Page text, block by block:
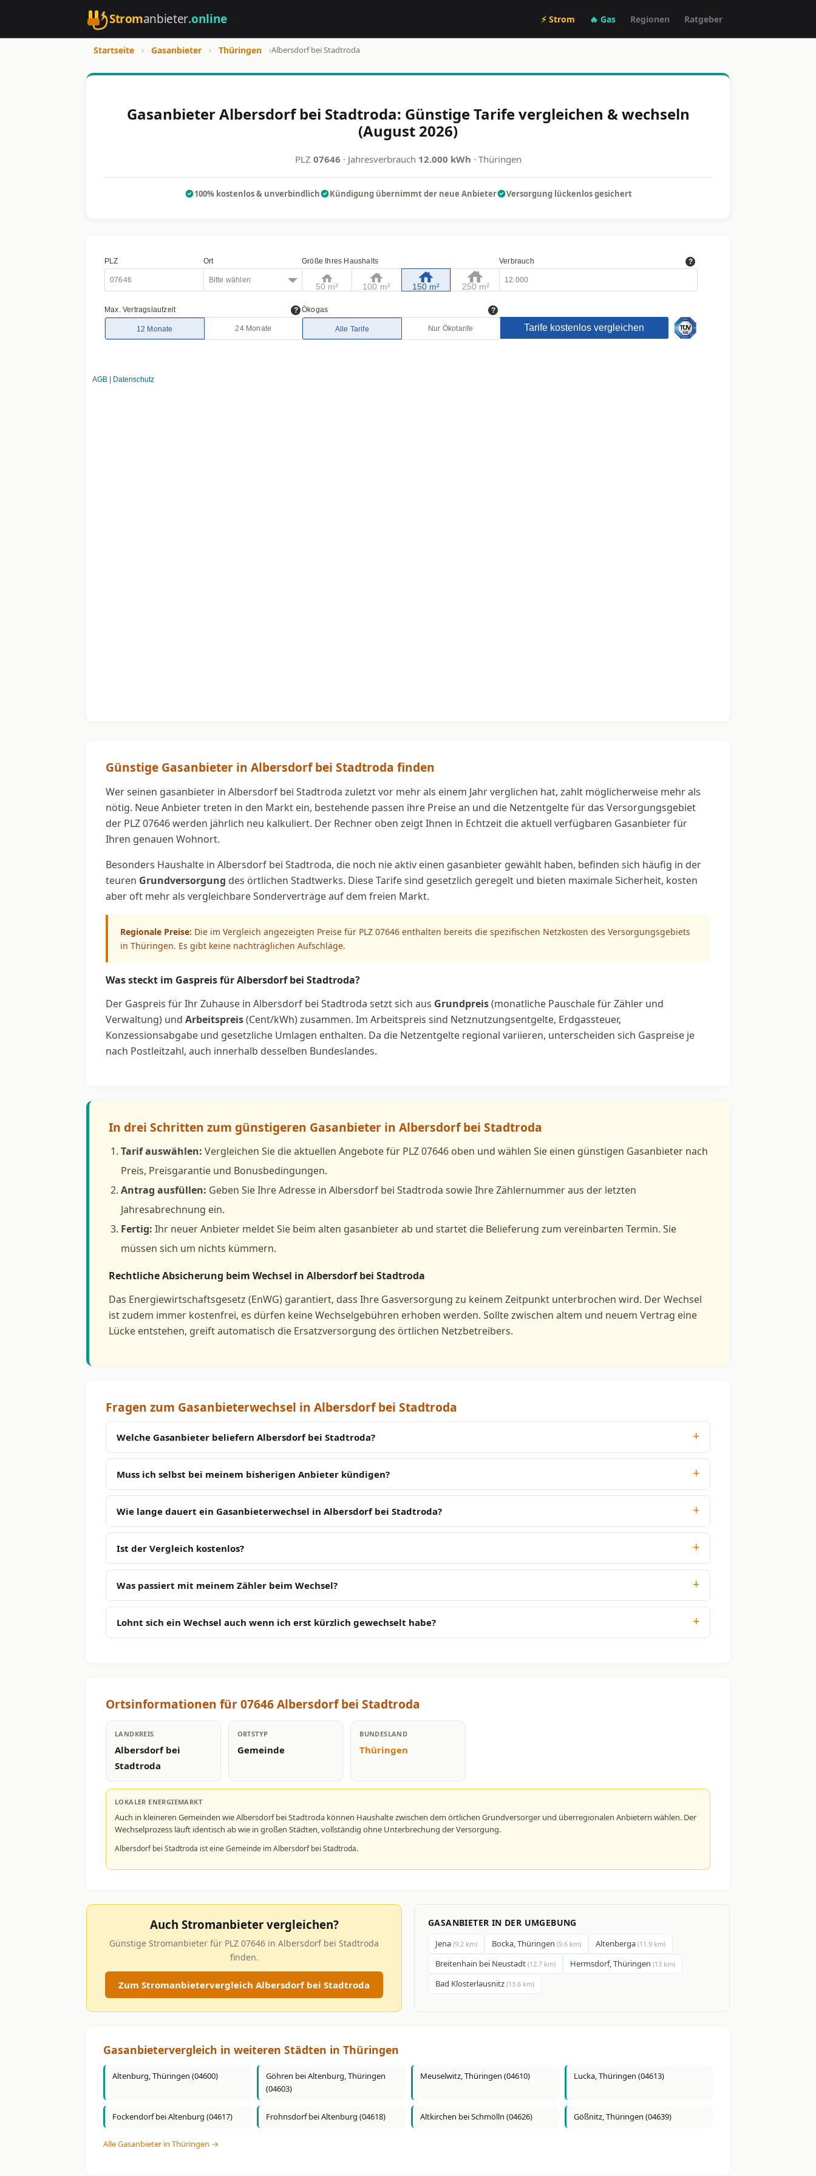
Stromanbieter.online ⚡ Strom 🔥 Gas Regionen Ratgeber
Startseite › Gasanbieter › Thüringen ›Albersdorf bei Stadtroda
Gasanbieter Albersdorf bei Stadtroda: Günstige Tarife vergleichen & wechseln
(August 2026)
PLZ 07646 · Jahresverbrauch 12.000 kWh · Thüringen
100% kostenlos & unverbindlich Kündigung übernimmt der neue Anbieter Versorgung lückenlos gesichert
Günstige Gasanbieter in Albersdorf bei Stadtroda finden
Wer seinen gasanbieter in Albersdorf bei Stadtroda zuletzt vor mehr als einem Jahr verglichen hat, zahlt möglicherweise mehr als
nötig. Neue Anbieter treten in den Markt ein, bestehende passen ihre Preise an und die Netzentgelte für das Versorgungsgebiet
der PLZ 07646 werden jährlich neu kalkuliert. Der Rechner oben zeigt Ihnen in Echtzeit die aktuell verfügbaren Gasanbieter für
Ihren genauen Wohnort.
Besonders Haushalte in Albersdorf bei Stadtroda, die noch nie aktiv einen gasanbieter gewählt haben, befinden sich häufig in der
teuren Grundversorgung des örtlichen Stadtwerks. Diese Tarife sind gesetzlich geregelt und bieten maximale Sicherheit, kosten
aber oft mehr als vergleichbare Sonderverträge auf dem freien Markt.
Regionale Preise: Die im Vergleich angezeigten Preise für PLZ 07646 enthalten bereits die spezifischen Netzkosten des Versorgungsgebiets
in Thüringen. Es gibt keine nachträglichen Aufschläge.
Was steckt im Gaspreis für Albersdorf bei Stadtroda?
Der Gaspreis für Ihr Zuhause in Albersdorf bei Stadtroda setzt sich aus Grundpreis(monatliche Pauschale für Zähler und
Verwaltung) und Arbeitspreis(Cent/kWh) zusammen. Im Arbeitspreis sind Netznutzungsentgelte, Erdgassteuer,
Konzessionsabgabe und gesetzliche Umlagen enthalten. Da die Netzentgelte regional variieren, unterscheiden sich Gaspreise je
nach Postleitzahl, auch innerhalb desselben Bundeslandes.
In drei Schritten zum günstigeren Gasanbieter in Albersdorf bei Stadtroda
Tarif auswählen: Vergleichen Sie die aktuellen Angebote für PLZ 07646 oben und wählen Sie einen günstigen Gasanbieter nach
Preis, Preisgarantie und Bonusbedingungen.
Antrag ausfüllen: Geben Sie Ihre Adresse in Albersdorf bei Stadtroda sowie Ihre Zählernummer aus der letzten
Jahresabrechnung ein.
Fertig: Ihr neuer Anbieter meldet Sie beim alten gasanbieter ab und startet die Belieferung zum vereinbarten Termin. Sie
müssen sich um nichts kümmern.
Rechtliche Absicherung beim Wechsel in Albersdorf bei Stadtroda
Das Energiewirtschaftsgesetz (EnWG) garantiert, dass Ihre Gasversorgung zu keinem Zeitpunkt unterbrochen wird. Der Wechsel
ist zudem immer kostenfrei, es dürfen keine Wechselgebühren erhoben werden. Sollte zwischen altem und neuem Vertrag eine
Lücke entstehen, greift automatisch die Ersatzversorgung des örtlichen Netzbetreibers.
Fragen zum Gasanbieterwechsel in Albersdorf bei Stadtroda
Welche Gasanbieter beliefern Albersdorf bei Stadtroda?
Muss ich selbst bei meinem bisherigen Anbieter kündigen?
Wie lange dauert ein Gasanbieterwechsel in Albersdorf bei Stadtroda?
Ist der Vergleich kostenlos?
Was passiert mit meinem Zähler beim Wechsel?
Lohnt sich ein Wechsel auch wenn ich erst kürzlich gewechselt habe?
Ortsinformationen für 07646 Albersdorf bei Stadtroda
LANDKREIS
Albersdorf bei
Stadtroda
ORTSTYP
Gemeinde
BUNDESLAND
Thüringen
LOKALER ENERGIEMARKT
Auch in kleineren Gemeinden wie Albersdorf bei Stadtroda können Haushalte zwischen dem örtlichen Grundversorger und überregionalen Anbietern wählen. Der
Wechselprozess läuft identisch ab wie in großen Städten, vollständig ohne Unterbrechung der Versorgung.
Albersdorf bei Stadtroda ist eine Gemeinde im Albersdorf bei Stadtroda.
Auch Stromanbieter vergleichen?
Günstige Stromanbieter für PLZ 07646 in Albersdorf bei Stadtroda
finden.
Zum Stromanbietervergleich Albersdorf bei Stadtroda
GASANBIETER IN DER UMGEBUNG
Jena (9.2 km) Bocka, Thüringen (9.6 km) Altenberga (11.9 km)
Breitenhain bei Neustadt (12.7 km) Hermsdorf, Thüringen (13 km)
Bad Klosterlausnitz (13.6 km)
Gasanbietervergleich in weiteren Städten in Thüringen
Altenburg, Thüringen (04600)
Göhren bei Altenburg, Thüringen
(04603)
Meuselwitz, Thüringen (04610) Lucka, Thüringen (04613)
Fockendorf bei Altenburg (04617) Frohnsdorf bei Altenburg (04618) Altkirchen bei Schmölln (04626) Gößnitz, Thüringen (04639)
Alle Gasanbieter in Thüringen →